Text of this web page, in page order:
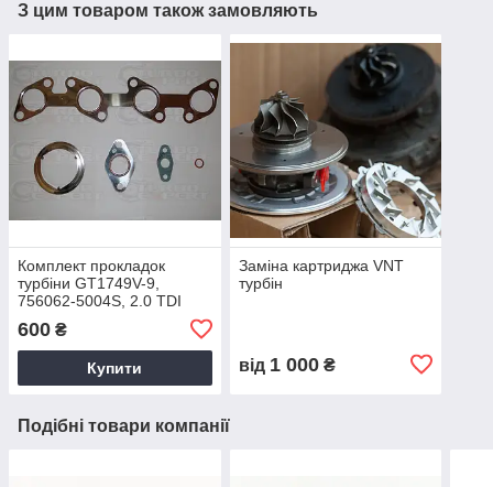
З цим товаром також замовляють
Комплект прокладок
турбіни GT1749V-9,
756062-5004S, 2.0 TDI
600 ₴
Купити
Заміна картриджа VNT
турбін
від 1 000₴
Подібні товари компанії